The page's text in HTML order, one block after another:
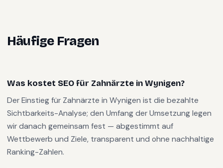
Häufige Fragen
Was kostet SEO für Zahnärzte in Wynigen?
Der Einstieg für Zahnärzte in Wynigen ist die bezahlte
Sichtbarkeits-Analyse; den Umfang der Umsetzung legen
wir danach gemeinsam fest — abgestimmt auf
Wettbewerb und Ziele, transparent und ohne nachhaltige
Ranking-Zahlen.